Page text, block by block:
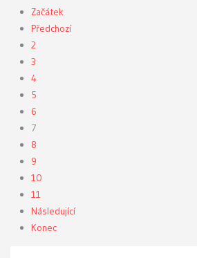
Začátek
Předchozí
2
3
4
5
6
7
8
9
10
11
Následující
Konec